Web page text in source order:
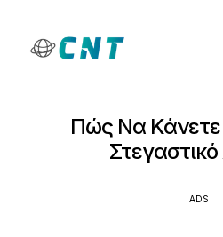
Πώς Να Κάνετε
ADS